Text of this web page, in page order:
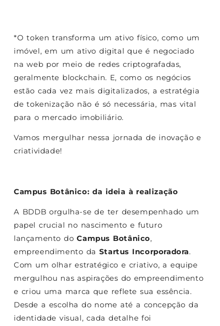
*O token transforma um ativo físico, como um
imóvel, em um ativo digital que é negociado
na web por meio de redes criptografadas,
geralmente blockchain. E, como os negócios
estão cada vez mais digitalizados, a estratégia
de tokenização não é só necessária, mas vital
para o mercado imobiliário.
Vamos mergulhar nessa jornada de inovação e
criatividade!
Campus Botânico: da ideia à realização
A BDDB orgulha-se de ter desempenhado um
papel crucial no nascimento e futuro
lançamento doCampus Botânico,
empreendimento da Startus Incorporadora.
Com um olhar estratégico e criativo, a equipe
mergulhou nas aspirações do empreendimento
e criou uma marca que reflete sua essência.
Desde a escolha do nome até a concepção da
identidade visual, cada detalhe foi